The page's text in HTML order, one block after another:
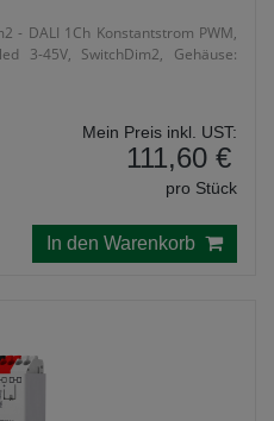
- DALI 1Ch Konstantstrom PWM,
3-45V, SwitchDim2, Gehäuse:
Mein Preis inkl. UST:
111,60 €
pro Stück
In den Warenkorb